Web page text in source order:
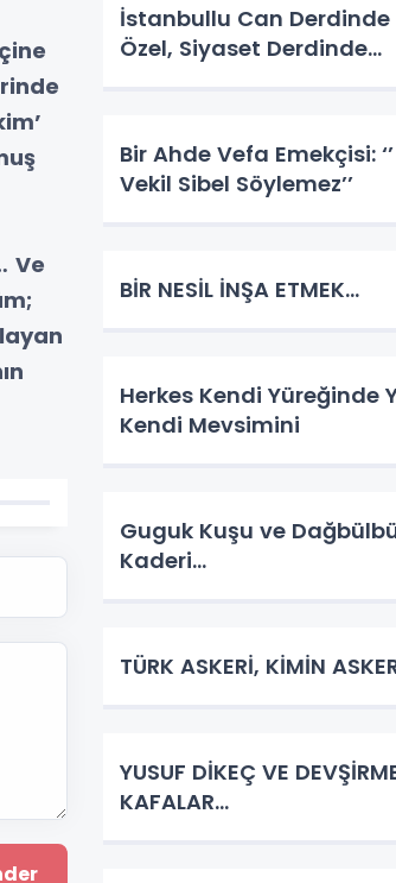
Ve
İstanbullu Can Derdinde
Özel, Siyaset Derdinde…
Bir Ahde Vefa Emekçisi:
Vekil Sibel Söylemez’’
BİR NESİL İNŞA ETMEK…
Herkes Kendi Yüreğinde
Kendi Mevsimini
Guguk Kuşu ve
Kaderi…
TÜRK ASKERİ, KİMİN
YUSUF DİKEÇ VE
KAFALAR…